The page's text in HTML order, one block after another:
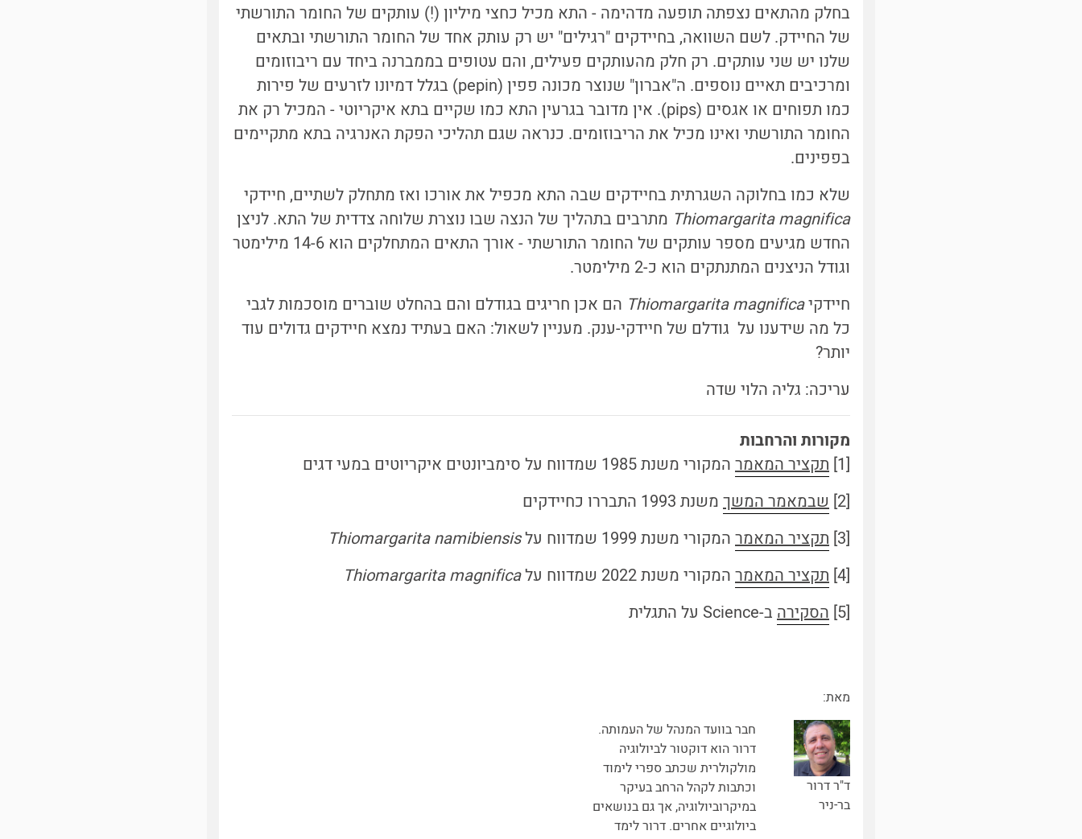
בחלק מהתאים נצפתה תופעה מדהימה - התא מכיל כחצי מיליון (!) עותקים של החומר התורשתי
של החיידק. לשם השוואה, בחיידקים "רגילים" יש רק עותק אחד של החומר התורשתי ובתאים
שלנו יש שני עותקים. רק חלק מהעותקים פעילים, והם עטופים בממברנה ביחד עם ריבוזומים
ומרכיבים תאיים נוספים. ה"אברון" שנוצר מכונה פפין (pepin) בגלל דמיונו לזרעים של פירות
כמו תפוחים או אגסים (pips). אין מדובר בגרעין התא כמו שקיים בתא איקריוטי - המכיל רק את
החומר התורשתי ואינו מכיל את הריבוזומים. כנראה שגם תהליכי הפקת האנרגיה בתא מתקיימים
בפפינים.
שלא כמו בחלוקה השגרתית בחיידקים שבה התא מכפיל את אורכו ואז מתחלק לשתיים, חיידקי
Thiomargarita magnifica מתרבים בתהליך של הנצה שבו נוצרת שלוחה צדדית של התא. לניצן
החדש מגיעים מספר עותקים של החומר התורשתי - אורך התאים המתחלקים הוא 14-6 מילימטר
וגודל הניצנים המתנתקים הוא כ-2 מילימטר.
חיידקיThiomargarita magnifica הם אכן חריגים בגודלם והם בהחלט שוברים מוסכמות לגבי
כל מה שידענו על גודלם של חיידקי-ענק. מעניין לשאול: האם בעתיד נמצא חיידקים גדולים עוד
יותר?
עריכה: גליה הלוי שדה
מקורות והרחבות
[1]
תקציר המאמר המקורי משנת 1985 שמדווח על סימביונטים איקריוטים במעי דגים
[2]
שבמאמר המשך משנת 1993 התבררו כחיידקים
[3]
תקציר המאמר המקורי משנת 1999 שמדווח על
Thiomargarita namibiensis
[4]
תקציר המאמר המקורי משנת 2022 שמדווח על
Thiomargarita magnifica
[5]
הסקירה ב-Science על התגלית
מאת:
ד"ר דרור
בר-ניר
חבר בוועד המנהל של העמותה.
דרור הוא דוקטור לביולוגיה
מולקולרית שכתב ספרי לימוד
וכתבות לקהל הרחב בעיקר
במיקרוביולוגיה, אך גם בנושאים
ביולוגיים אחרים. דרור לימד